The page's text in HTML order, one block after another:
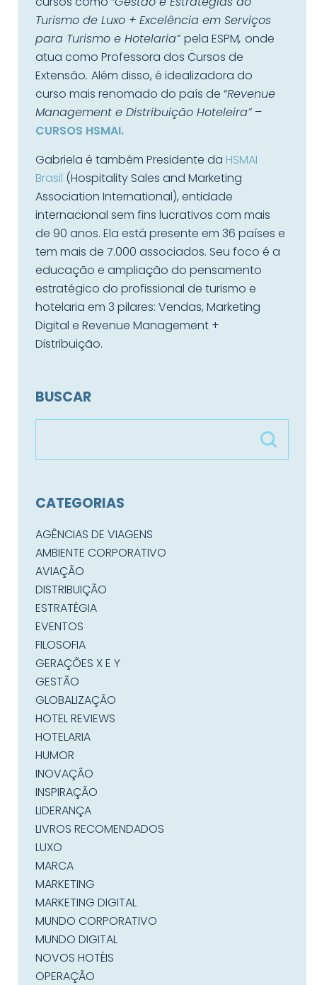
Turismo de Luxo + Excelência em Serviços
para Turismo e Hotelaria”pela ESPM, onde
atua como Professora dos Cursos de
Extensão. Além disso, é idealizadora do
curso mais renomado do país de “Revenue
Management e Distribuição Hoteleira”–
CURSOS HSMAI.
Gabriela é também Presidente da HSMAI
Brasil (Hospitality Sales and Marketing
Association International), entidade
internacional sem fins lucrativos com mais
de 90 anos. Ela está presente em 36 países e
tem mais de 7.000 associados. Seu foco é a
educação e ampliação do pensamento
estratégico do profissional de turismo e
hotelaria em 3 pilares: Vendas, Marketing
Digital e Revenue Management +
Distribuição.
BUSCAR
CATEGORIAS
AGÊNCIAS DE VIAGENS
AMBIENTE CORPORATIVO
AVIAÇÃO
DISTRIBUIÇÃO
ESTRATÉGIA
EVENTOS
FILOSOFIA
GERAÇÕES X E Y
GESTÃO
GLOBALIZAÇÃO
HOTEL REVIEWS
HOTELARIA
HUMOR
INOVAÇÃO
INSPIRAÇÃO
LIDERANÇA
LIVROS RECOMENDADOS
LUXO
MARCA
MARKETING
MARKETING DIGITAL
MUNDO CORPORATIVO
MUNDO DIGITAL
NOVOS HOTÉIS
OPERAÇÃO